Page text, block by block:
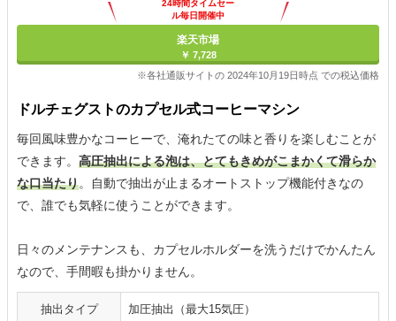
24時間タイムセー
ル毎日開催中
楽天市場
￥ 7,728
※各社通販サイトの 2024年10月19日時点 での税込価格
ドルチェグストのカプセル式コーヒーマシン
毎回風味豊かなコーヒーで、淹れたての味と香りを楽しむことが
できます。 高圧抽出による泡は、とてもきめがこまかくて滑らか
な口当たり。自動で抽出が止まるオートストップ機能付きなの
で、誰でも気軽に使うことができます。
日々のメンテナンスも、カプセルホルダーを洗うだけでかんたん
なので、手間暇も掛かりません。
抽出タイプ 加圧抽出（最大15気圧）